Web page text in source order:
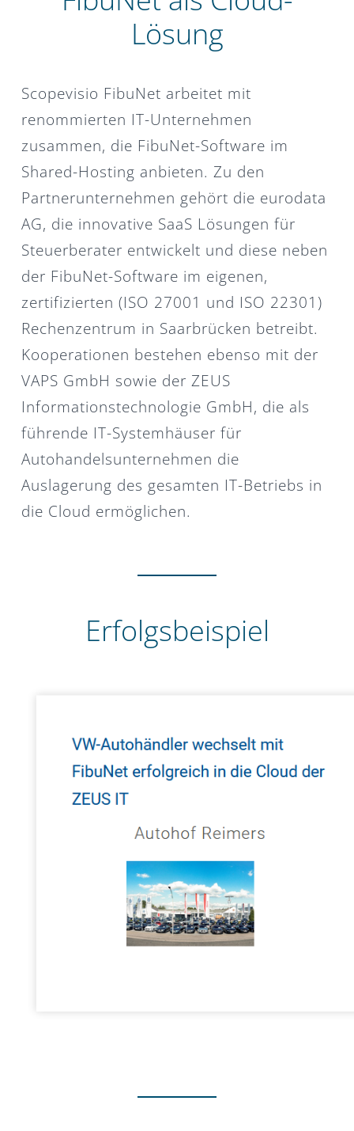
Lösung
Scopevisio FibuNet arbeitet mit
renommierten IT-Unternehmen
zusammen, die FibuNet-Software im
Shared-Hosting anbieten. Zu den
Partnerunternehmen gehört die eurodata
AG, die innovative SaaS Lösungen für
Steuerberater entwickelt und diese neben
der FibuNet-Software im eigenen,
zertifizierten (ISO 27001 und ISO 22301)
Rechenzentrum in Saarbrücken betreibt.
Kooperationen bestehen ebenso mit der
VAPS GmbH sowie der ZEUS
Informationstechnologie GmbH, die als
führende IT-Systemhäuser für
Autohandelsunternehmen die
Auslagerung des gesamten IT-Betriebs in
die Cloud ermöglichen.
Erfolgsbeispiel